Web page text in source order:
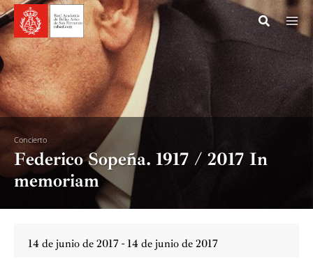
Ir
al
contenido
Concierto
Federico Sopeña. 1917 / 2017 In
memoriam
14 de junio de 2017 - 14 de junio de 2017